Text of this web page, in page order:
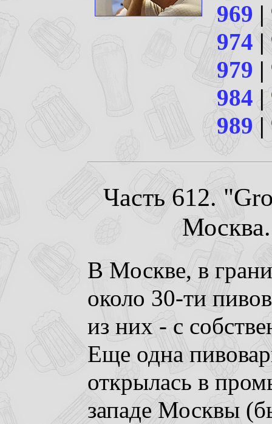
969 |
974|
979 |
984 |
989|
Часть 612.
В Москве, в
около 30-ти
из них - с
Еще одна
открылась в
западе Москвы